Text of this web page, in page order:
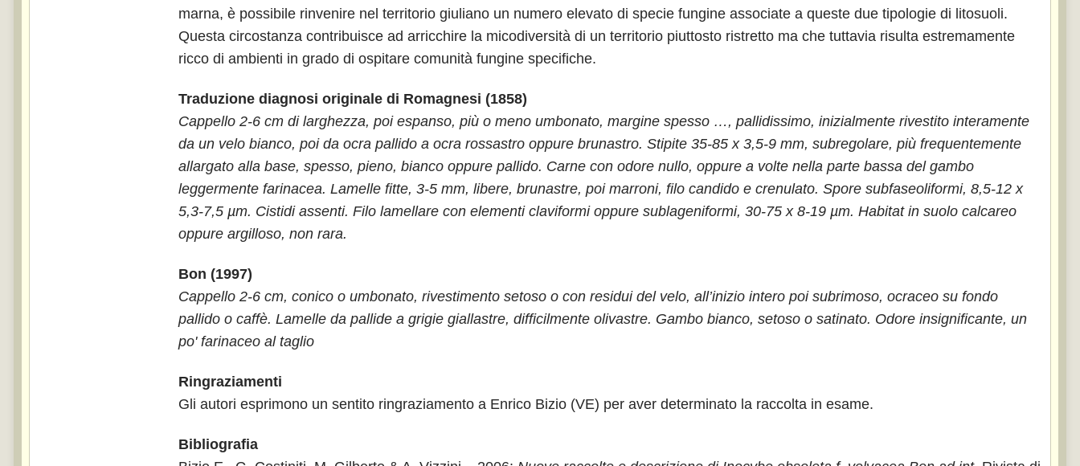
marna, è possibile rinvenire nel territorio giuliano un numero elevato di specie fungine associate a queste due tipologie di litosuoli.
Questa circostanza contribuisce ad arricchire la micodiversità di un territorio piuttosto ristretto ma che tuttavia risulta estremamente
ricco di ambienti in grado di ospitare comunità fungine specifiche.
Traduzione diagnosi originale di Romagnesi (1858)
Cappello 2-6 cm di larghezza, poi espanso, più o meno umbonato, margine spesso …, pallidissimo, inizialmente rivestito interamente
da un velo bianco, poi da ocra pallido a ocra rossastro oppure brunastro. Stipite 35-85 x 3,5-9 mm, subregolare, più frequentemente
allargato alla base, spesso, pieno, bianco oppure pallido. Carne con odore nullo, oppure a volte nella parte bassa del gambo
leggermente farinacea. Lamelle fitte, 3-5 mm, libere, brunastre, poi marroni, filo candido e crenulato. Spore subfaseoliformi, 8,5-12 x
5,3-7,5 µm. Cistidi assenti. Filo lamellare con elementi claviformi oppure sublageniformi, 30-75 x 8-19 µm. Habitat in suolo calcareo
oppure argilloso, non rara.
Bon (1997)
Cappello 2-6 cm, conico o umbonato, rivestimento setoso o con residui del velo, all’inizio intero poi subrimoso, ocraceo su fondo
pallido o caffè. Lamelle da pallide a grigie giallastre, difficilmente olivastre. Gambo bianco, setoso o satinato. Odore insignificante, un
po' farinaceo al taglio
Ringraziamenti
Gli autori esprimono un sentito ringraziamento a Enrico Bizio (VE) per aver determinato la raccolta in esame.
Bibliografia